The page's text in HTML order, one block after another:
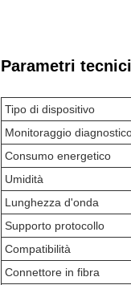
Parametri
Tipo di dispositivo
Monitoraggio
Consumo energetico
Umidità
Lunghezza d'onda
Supporto protocollo
Compatibilità
Connettore in fibra